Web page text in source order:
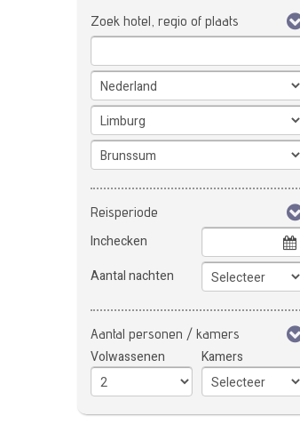
Zoek hotel, regio of plaats
Reisperiode
Inchecken
Aantal nachten
Aantal personen / kamers
Volwassenen Kamers